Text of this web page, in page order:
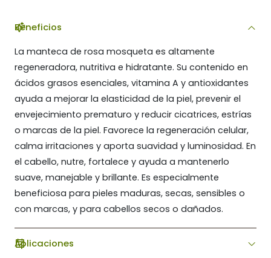
Beneficios
La manteca de rosa mosqueta es altamente
regeneradora, nutritiva e hidratante. Su contenido en
ácidos grasos esenciales, vitamina A y antioxidantes
ayuda a mejorar la elasticidad de la piel, prevenir el
envejecimiento prematuro y reducir cicatrices, estrías
o marcas de la piel. Favorece la regeneración celular,
calma irritaciones y aporta suavidad y luminosidad. En
el cabello, nutre, fortalece y ayuda a mantenerlo
suave, manejable y brillante. Es especialmente
beneficiosa para pieles maduras, secas, sensibles o
con marcas, y para cabellos secos o dañados.
Aplicaciones